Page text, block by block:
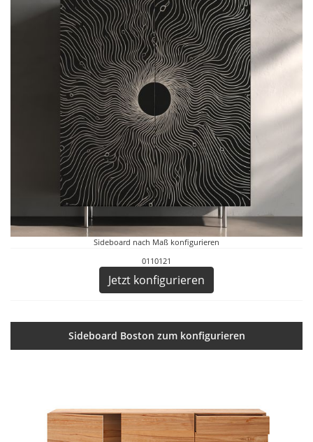
Sideboard nach Maß konfigurieren
0110121
Jetzt konfigurieren
Sideboard Boston zum konfigurieren